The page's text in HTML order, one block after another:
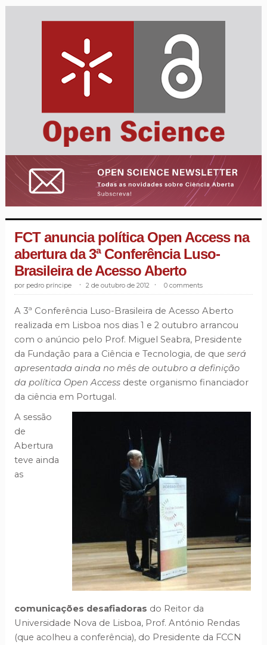
FCT anuncia política Open Access na
abertura da 3ª Conferência Luso-
Brasileira de Acesso Aberto
pedro príncipe. 2 de outubro de 2012 0 comments
A 3ª Conferência Luso-Brasileira de Acesso Aberto
realizada em Lisboa nos dias 1 e 2 outubro arrancou
com o anúncio pelo Prof. Miguel Seabra, Presidente
da Fundação para a Ciência e Tecnologia, de que será
apresentada ainda no mês de outubro a definição
da política Open Accessdeste organismo financiador
da ciência em Portugal.
A sessão
de
Abertura
teve ainda
as
comunicações desafiadoras do Reitor da
Universidade Nova de Lisboa, Prof. António Rendas
(que acolheu a conferência), do Presidente da FCCN